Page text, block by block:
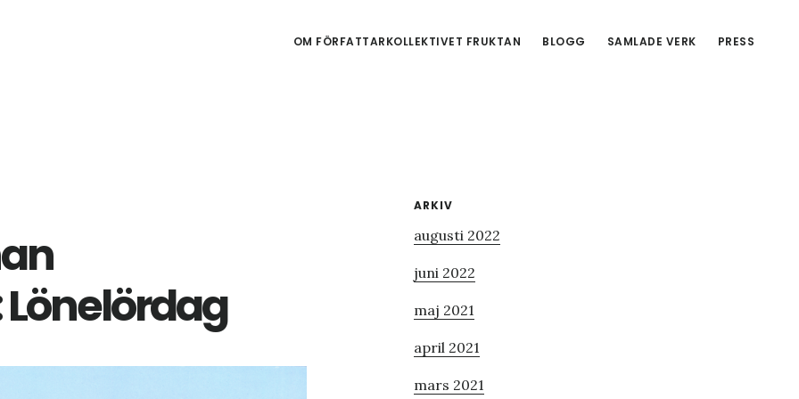
OM FÖRFATTARKOLLEKTIVET FRUKTAN BLOGG SAMLADE VERK PRESS
Primärt
sidofält
ARKIV
augusti 2022
juni 2022
maj 2021
april 2021
mars 2021